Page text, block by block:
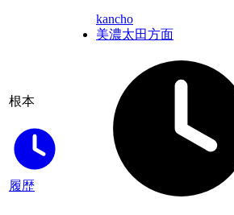
根本
履歴
kancho
美濃太田方面